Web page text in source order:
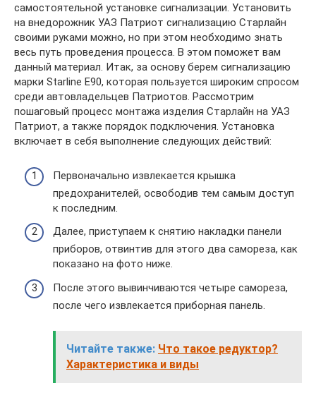
самостоятельной установке сигнализации. Установить
на внедорожник УАЗ Патриот сигнализацию Старлайн
своими руками можно, но при этом необходимо знать
весь путь проведения процесса. В этом поможет вам
данный материал. Итак, за основу берем сигнализацию
марки Starline Е90, которая пользуется широким спросом
среди автовладельцев Патриотов. Рассмотрим
пошаговый процесс монтажа изделия Старлайн на УАЗ
Патриот, а также порядок подключения. Установка
включает в себя выполнение следующих действий:
Первоначально извлекается крышка
предохранителей, освободив тем самым доступ
к последним.
Далее, приступаем к снятию накладки панели
приборов, отвинтив для этого два самореза, как
показано на фото ниже.
После этого вывинчиваются четыре самореза,
после чего извлекается приборная панель.
Читайте также: Что такое редуктор?
Характеристика и виды